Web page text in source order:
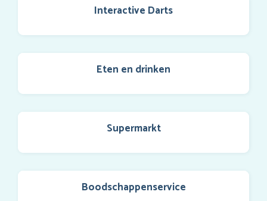
Interactive Darts
Eten en drinken
Supermarkt
Boodschappenservice